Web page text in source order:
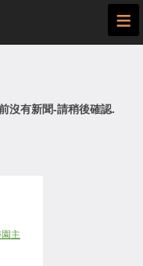
≡
沒有新聞-請稍後確認.
主